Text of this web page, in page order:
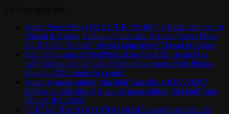
Aqara Power Plugs H2 EU/UK “lộ diện” với khả năng hỗ trợ
Thread & Zigbee Không có bình luận ở Aqara Power Plugs
H2 EU/UK “lộ diện” với khả năng hỗ trợ Thread & Zigbee
Đèn thông minh cỡ lớn Philips Hue Go XXL chuẩn bị ra
mắt? Không có bình luận ở Đèn thông minh cỡ lớn Philips
Hue Go XXL chuẩn bị ra mắt?
Aqara sẽ mang những “tân binh” nào đến với IFA 2026?
Không có bình luận ở Aqara sẽ mang những “tân binh” nào
đến với IFA 2026?
[THÔNG BÁO] GU CÔNG NGHỆ chuyển địa điểm chi